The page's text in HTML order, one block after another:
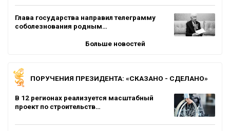
Глава государства направил телеграмму
соболезнования родным…
Больше новостей
ПОРУЧЕНИЯ ПРЕЗИДЕНТА: «СКАЗАНО - СДЕЛАНО»
В 12 регионах реализуется масштабный
проект по строительств…